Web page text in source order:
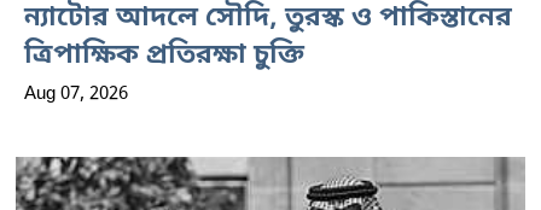
ন্যাটোর আদলে সৌদি, তুরস্ক ও পাকিস্তানের
ত্রিপাক্ষিক প্রতিরক্ষা চুক্তি
Aug 07, 2026